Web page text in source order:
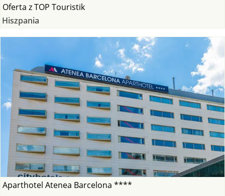
Oferta zTOP Touristik
Hiszpania
Aparthotel Atenea Barcelona ****